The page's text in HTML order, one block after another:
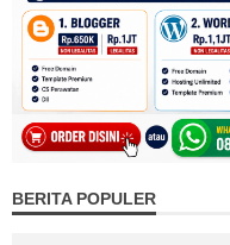
BERITA POPULER